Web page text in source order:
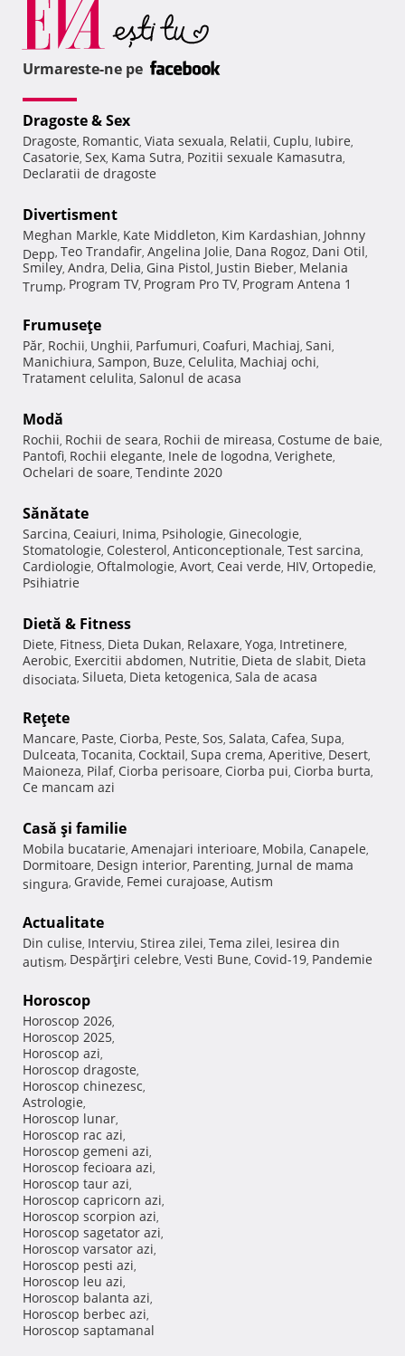
Urmareste-ne pe
Dragoste & Sex
Dragoste, Romantic, Viata sexuala, Relatii, Cuplu, Iubire,
Casatorie, Sex, Kama Sutra, Pozitii sexuale Kamasutra,
Declaratii de dragoste
Divertisment
Meghan Markle, Kate Middleton, Kim Kardashian, Johnny
Depp, Teo Trandafir, Angelina Jolie, Dana Rogoz, Dani Otil,
Smiley, Andra, Delia, Gina Pistol, Justin Bieber, Melania
Trump, Program TV, Program Pro TV, Program Antena 1
Frumuseţe
Păr, Rochii, Unghii, Parfumuri, Coafuri, Machiaj, Sani,
Manichiura, Sampon, Buze, Celulita, Machiaj ochi,
Tratament celulita, Salonul de acasa
Modă
Rochii, Rochii de seara, Rochii de mireasa, Costume de baie,
Pantofi, Rochii elegante, Inele de logodna, Verighete,
Ochelari de soare, Tendinte 2020
Sănătate
Sarcina, Ceaiuri, Inima, Psihologie, Ginecologie,
Stomatologie, Colesterol, Anticonceptionale, Test sarcina,
Cardiologie, Oftalmologie, Avort, Ceai verde, HIV, Ortopedie,
Psihiatrie
Dietă & Fitness
Diete, Fitness, Dieta Dukan, Relaxare, Yoga, Intretinere,
Aerobic, Exercitii abdomen, Nutritie, Dieta de slabit, Dieta
disociata, Silueta, Dieta ketogenica, Sala de acasa
Reţete
Mancare, Paste, Ciorba, Peste, Sos, Salata, Cafea, Supa,
Dulceata, Tocanita, Cocktail, Supa crema, Aperitive, Desert,
Maioneza, Pilaf, Ciorba perisoare, Ciorba pui, Ciorba burta,
Ce mancam azi
Casă şi familie
Mobila bucatarie, Amenajari interioare, Mobila, Canapele,
Dormitoare, Design interior, Parenting, Jurnal de mama
singura, Gravide, Femei curajoase, Autism
Actualitate
Din culise, Interviu, Stirea zilei, Tema zilei, Iesirea din
autism, Despărţiri celebre, Vesti Bune, Covid-19, Pandemie
Horoscop
Horoscop 2026,
Horoscop 2025,
Horoscop azi,
Horoscop dragoste,
Horoscop chinezesc,
Astrologie,
Horoscop lunar,
Horoscop rac azi,
Horoscop gemeni azi,
Horoscop fecioara azi,
Horoscop taur azi,
Horoscop capricorn azi,
Horoscop scorpion azi,
Horoscop sagetator azi,
Horoscop varsator azi,
Horoscop pesti azi,
Horoscop leu azi,
Horoscop balanta azi,
Horoscop berbec azi,
Horoscop saptamanal